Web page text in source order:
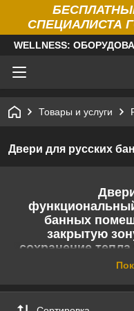
СПЕЦИАЛИСТА
WELLNESS:
Товары и услуги
Двери для русских
банных
закрытую
сохранение
интерьеру